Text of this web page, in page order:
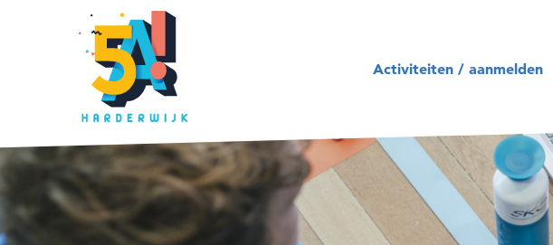
Activiteiten / aanmelden